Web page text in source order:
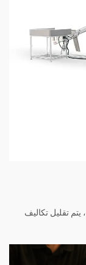
يتم تقليل تكاليف